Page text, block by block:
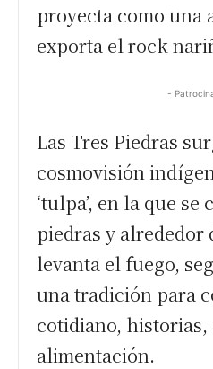
proyecta como una
exporta el rock
-
Las Tres Piedras
cosmovisión
‘tulpa’, en la que
piedras y alrededor
levanta el fuego,
una tradición para
cotidiano,
alimentación.